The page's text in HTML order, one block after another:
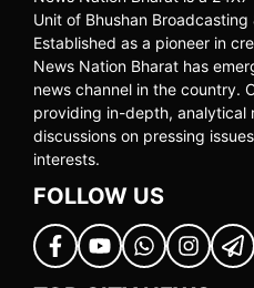
Unit of Bhushan
Established as a pioneer in
News Nation Bharat has
news channel in the country.
providing in-depth, analytical
discussions on pressing
interests.
FOLLOW US